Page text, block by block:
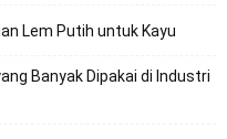
Lem Putih untuk Kayu
Banyak Dipakai di Industri